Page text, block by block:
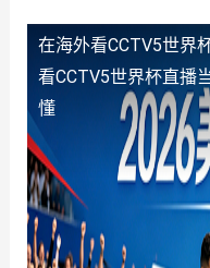
在海外看CCTV5世界
看CCTV5世界杯直播
懂